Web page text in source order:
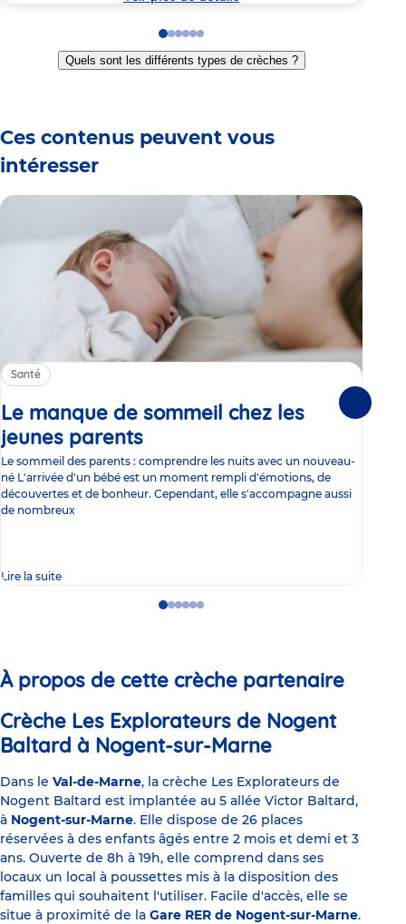
Go
to
slide
Go
to
slide
Go
to
slide
Go
to
slide
Go
to
slide
Go
to
slide
Quels sont les différents types de crèches ?
Ces contenus peuvent vous
intéresser
Santé
Le manque de sommeil chez les
jeunes parents
Le sommeil des parents : comprendre les nuits avec un nouveau-
né L'arrivée d'un bébé est un moment rempli d'émotions, de
découvertes et de bonheur. Cependant, elle s'accompagne aussi
de nombreux
Lire la suite
GoGoGoGo
GoGo
À propos de cette crèche partenaire
Crèche Les Explorateurs de Nogent
Baltard à Nogent-sur-Marne
Dans le Val-de-Marne, la crèche Les Explorateurs de
Nogent Baltard est implantée au 5 allée Victor Baltard,
à Nogent-sur-Marne. Elle dispose de 26 places
réservées à des enfants âgés entre 2 mois et demi et 3
ans. Ouverte de 8h à 19h, elle comprend dans ses
locaux un local à poussettes mis à la disposition des
familles qui souhaitent l'utiliser. Facile d'accès, elle se
situe à proximité de la Gare RER de Nogent-sur-Marne.